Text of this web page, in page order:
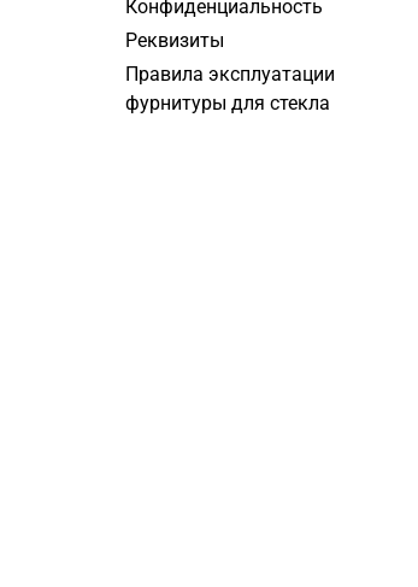
Конфиденциальность
Реквизиты
Правила эксплуатации
фурнитуры для стекла